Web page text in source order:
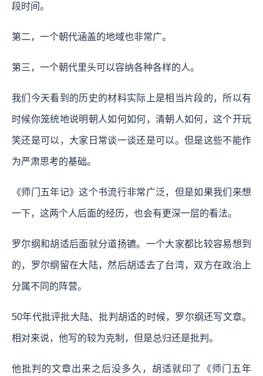
段时间。
第二，一个朝代涵盖的地域也非常广。
第三，一个朝代里头可以容纳各种各样的人。
我们今天看到的历史的材料实际上是相当片段的，所以有
时候你笼统地说明朝人如何如何，清朝人如何，这个开玩
笑还是可以，大家日常谈一谈还是可以。但是这些不能作
为严肃思考的基础。
《师门五年记》这个书流行非常广泛，但是如果我们来想
一下，这两个人后面的经历，也会有更深一层的看法。
罗尔纲和胡适后面就分道扬镳。一个大家都比较容易想到
的，罗尔纲留在大陆，然后胡适去了台湾，双方在政治上
分属不同的阵营。
50年代批评批大陆、批判胡适的时候，罗尔纲还写文章。
相对来说，他写的较为克制，但是总归还是批判。
他批判的文章出来之后没多久，胡适就印了《师门五年